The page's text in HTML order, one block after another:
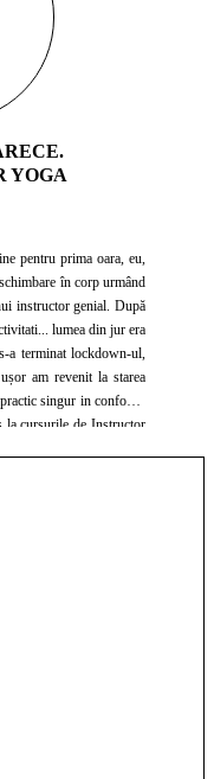
YOGA
pentru prima oara, eu,
în corp urmând
instructor genial. După
lumea din jur era
a terminat lockdown-ul,
am revenit la starea
singur in confortul
la cursurile de Instructor